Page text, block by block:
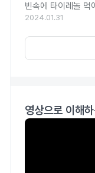
빈속에 타이레놀 먹
2024.01.31
영상으로 이해